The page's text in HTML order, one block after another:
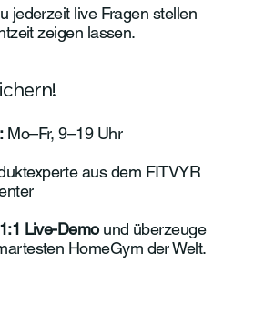
jederzeit live Fragen stellen
zeigen lassen.
Mo–Fr, 9–19 Uhr
aus dem FITVYR
1:1 Live-Demound überzeuge
HomeGym der Welt.